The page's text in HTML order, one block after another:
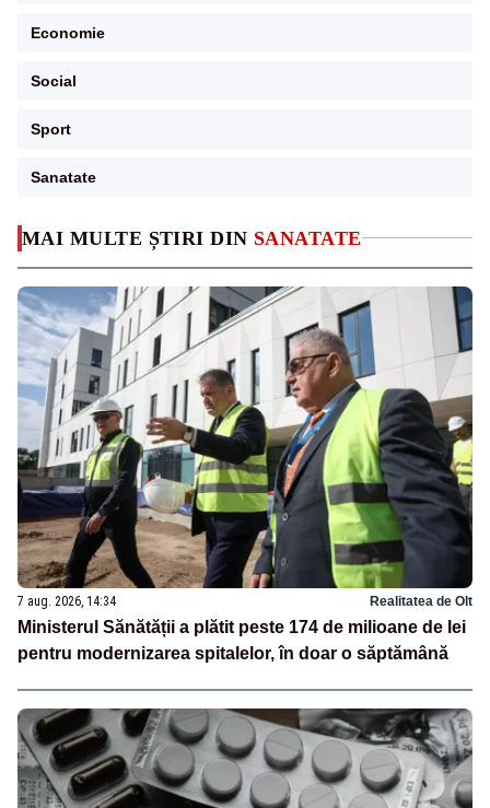
MAI MULTE ȘTIRI DIN SANATATE
7 aug. 2026, 14:34 Realitatea de Olt
Ministerul Sănătății a plătit peste 174 de milioane de lei
pentru modernizarea spitalelor, în doar o săptămână
Economie
Social
Sport
Sanatate